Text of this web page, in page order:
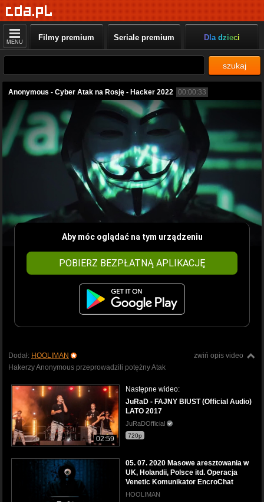
MENU Filmy premium Seriale premium Dla dzieci
szukaj
Anonymous - Cyber Atak na Rosję - Hacker 2022 00:00:33
Aby móc oglądać na tym urządzeniu
POBIERZ BEZPŁATNĄ APLIKACJĘ
zwiń opis video
Dodał: HOOLIMAN
Hakerzy Anonymous przeprowadzili potężny Atak
02:59
Następne wideo:
JuRaD - FAJNY BIUST (Official Audio)
LATO 2017
JuRaDOfficial
720p
05. 07. 2020 Masowe aresztowania w
UK, Holandii, Polsce itd. Operacja
Venetic Komunikator EncroChat
HOOLIMAN